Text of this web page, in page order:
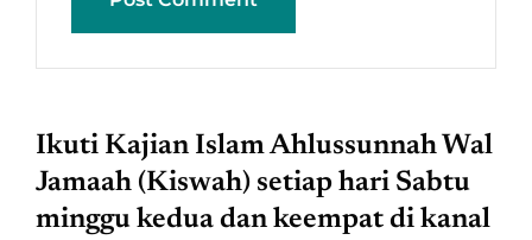
Ikuti Kajian Islam Ahlussunnah Wal
Jamaah (Kiswah) setiap hari Sabtu
minggu kedua dan keempat di kanal